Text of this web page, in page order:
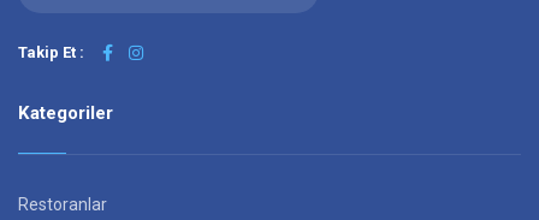
Takip Et :
Kategoriler
Restoranlar